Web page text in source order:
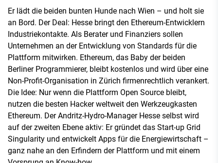
Er lädt die beiden bunten Hunde nach Wien – und holt sie
an Bord. Der Deal: Hesse bringt den Ethereum-Entwicklern
Industriekontakte. Als Berater und Finanziers sollen
Unternehmen an der Entwicklung von Standards für die
Plattform mitwirken. Ethereum, das Baby der beiden
Berliner Programmierer, bleibt kostenlos und wird über eine
Non-Profit-Organisation in Zürich firmenrechtlich verankert.
Die Idee: Nur wenn die Plattform Open Source bleibt,
nutzen die besten Hacker weltweit den Werkzeugkasten
Ethereum. Der Andritz-Hydro-Manager Hesse selbst wird
auf der zweiten Ebene aktiv: Er gründet das Start-up Grid
Singularity und entwickelt Apps für die Energiewirtschaft –
ganz nahe an den Erfindern der Plattform und mit einem